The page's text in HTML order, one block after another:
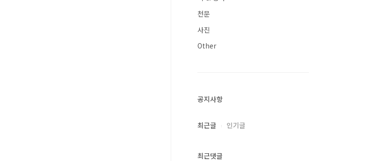
천문
사진
Other
공지사항
최근글 인기글
최근댓글